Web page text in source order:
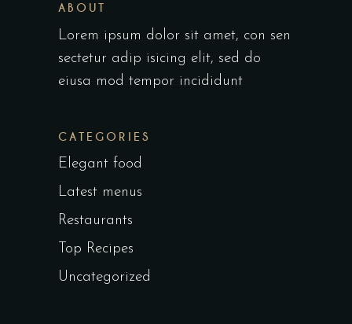
ABOUT
Lorem ipsum dolor sit amet, con sen
sectetur adip isicing elit, sed do
eiusa mod tempor incididunt
CATEGORIES
Elegant food
Latest menus
Restaurants
Top Recipes
Uncategorized